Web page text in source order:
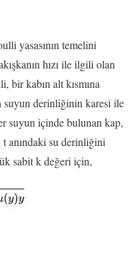
yasasının temelini
hızı ile ilgili olan
bir kabın alt kısmına
suyun derinliğinin karesi ile
suyun içinde bulunan kap,
anındaki su derinliğini
sabit k değeri için,